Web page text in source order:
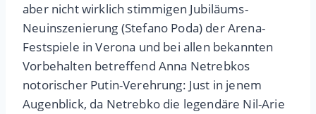
aber nicht wirklich stimmigen Jubiläums-
Neuinszenierung (Stefano Poda) der Arena-
Festspiele in Verona und bei allen bekannten
Vorbehalten betreffend Anna Netrebkos
notorischer Putin-Verehrung: Just in jenem
Augenblick, da Netrebko die legendäre Nil-Arie